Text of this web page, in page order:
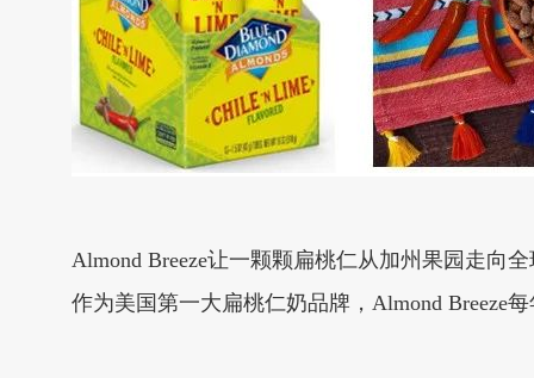
Almond Breeze让一颗颗扁桃仁从加州果园走向
作为美国第一大扁桃仁奶品牌，Almond Breeze